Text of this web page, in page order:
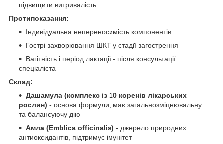
підвищити витривалість
Протипоказання:
Індивідуальна непереносимість компонентів
Гострі захворювання ШКТ у стадії загострення
Вагітність і період лактації - після консультації
спеціаліста
Склад:
Дашамула (комплекс із 10 коренів лікарських
рослин) - основа формули, має загальнозміцнювальну
та балансуючу дію
Амла (Emblica officinalis) - джерело природних
антиоксидантів, підтримує імунітет